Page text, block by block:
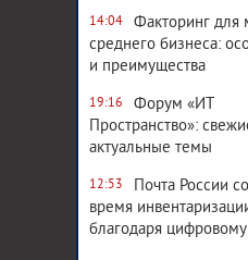
14:04
Факторинг для
среднего бизнеса:
и преимущества
19:16
Форум «ИТ
Пространство»:
актуальные темы
12:53
Почта России
время
благодаря